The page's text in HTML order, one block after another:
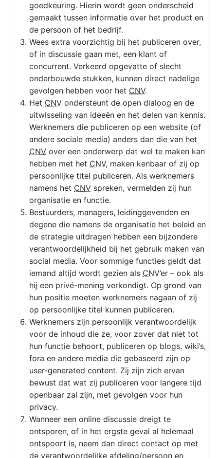
goedkeuring. Hierin wordt geen onderscheid
gemaakt tussen informatie over het product en
de persoon of het bedrijf.
Wees extra voorzichtig bij het publiceren over,
of in discussie gaan met, een klant of
concurrent. Verkeerd opgevatte of slecht
onderbouwde stukken, kunnen direct nadelige
gevolgen hebben voor het CNV.
Het CNV ondersteunt de open dialoog en de
uitwisseling van ideeën en het delen van kennis.
Werknemers die publiceren op een website (of
andere sociale media) anders dan die van het
CNV over een onderwerp dat wel te maken kan
hebben met het CNV, maken kenbaar of zij op
persoonlijke titel publiceren. Als werknemers
namens het CNV spreken, vermelden zij hun
organisatie en functie.
Bestuurders, managers, leidinggevenden en
degene die namens de organisatie het beleid en
de strategie uitdragen hebben een bijzondere
verantwoordelijkheid bij het gebruik maken van
social media. Voor sommige functies geldt dat
iemand altijd wordt gezien als CNV’er – ook als
hij een privé-mening verkondigt. Op grond van
hun positie moeten werknemers nagaan of zij
op persoonlijke titel kunnen publiceren.
Werknemers zijn persoonlijk verantwoordelijk
voor de inhoud die ze, voor zover dat niet tot
hun functie behoort, publiceren op blogs, wiki’s,
fora en andere media die gebaseerd zijn op
user-generated content. Zij zijn zich ervan
bewust dat wat zij publiceren voor langere tijd
openbaar zal zijn, met gevolgen voor hun
privacy.
Wanneer een online discussie dreigt te
ontsporen, of in het ergste geval al helemaal
ontspoort is, neem dan direct contact op met
de verantwoordelijke afdeling/persoon en